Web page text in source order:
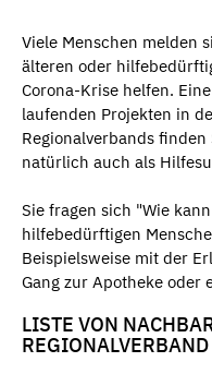
Viele Menschen melden
älteren oder
Corona-Krise helfen.
laufenden Projekten in
Regionalverbands
natürlich auch als
Sie fragen sich "Wie
hilfebedürftigen
Beispielsweise mit der
Gang zur Apotheke oder
LISTE VON
REGIONALVERBAND